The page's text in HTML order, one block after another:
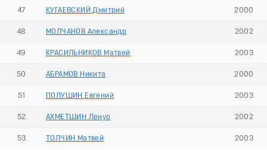
47 КУГАЕВСКИЙ Дмитрий 2000
48 МОЛЧАНОВ Александр 2002
49 КРАСИЛЬНИКОВ Матвей 2003
50 АБРАМОВ Никита 2000
51 ПОЛУШИН Евгений 2003
52 АХМЕТШИН Ленур 2002
53 ТОЛЧИН Матвей 2003